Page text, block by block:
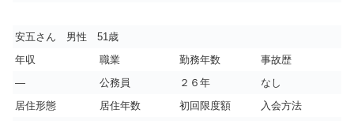
安五さん 男性 51歳
年収
職業 勤務年数
事故歴
―
公務員 ２６年
なし
居住形態
居住年数 初回限度額
入会方法